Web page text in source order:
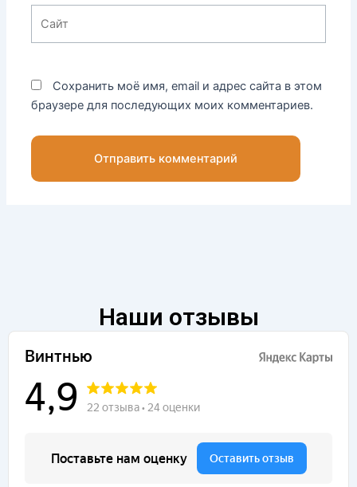
Сохранить моё имя, email и адрес сайта в этом
браузере для последующих моих комментариев.
Наши отзывы